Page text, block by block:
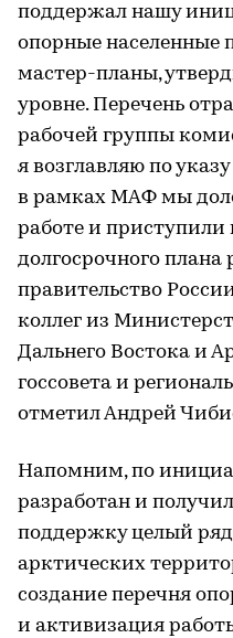
поддержал нашу
опорные населенные
мастер-планы,
уровне. Перечень
рабочей группы
я возглавляю по
в рамках МАФ мы
работе и
долгосрочного плана
правительство
коллег из
Дальнего Востока и
госсовета и
отметил Андрей
Напомним, по
разработан и
поддержку целый
арктических
создание перечня
и активизация